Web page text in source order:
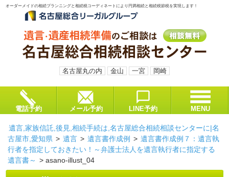
オーダーメイドの相続プランニングと相続税コーディネートにより円満相続と相続税節税を実現します！
名古屋丸の内 金山 一宮 岡崎
電話予約 メール予約 LINE予約 MENU
遺言,家族信託,後見,相続手続は,名古屋総合相続相談センターに|名
古屋市,愛知県 > 遺言 > 遺言書作成例 > 遺言書作成例７：遺言執
行者を指定しておきたい！～弁護士法人を遺言執行者に指定する
遺言書～ >asano-illust_04